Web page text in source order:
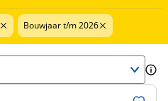
Bouwjaar t/m 2026